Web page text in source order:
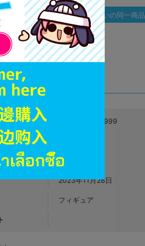
状態違いの同一商品
状態 :A
オンライン
品切状態 790
4999999999999
グッズ
2023年11月28日
フィギュア